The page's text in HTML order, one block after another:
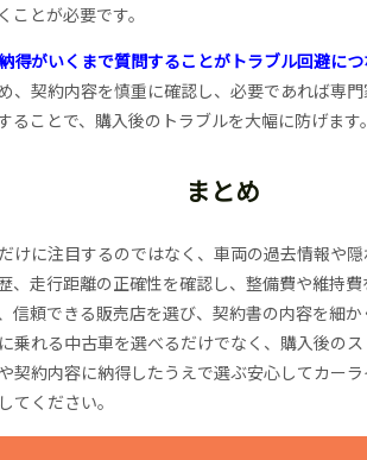
とが必要です。
得がいくまで質問することがトラブル回避に
、契約内容を慎重に確認し、必要であれば専
ことで、購入後のトラブルを大幅に防げます。
まとめ
けに注目するのではなく、車両の過去情報や
、走行距離の正確性を確認し、整備費や維持
信頼できる販売店を選び、契約書の内容を細
乗れる中古車を選べるだけでなく、購入後の
契約内容に納得したうえで選ぶ安心してカー
てください。